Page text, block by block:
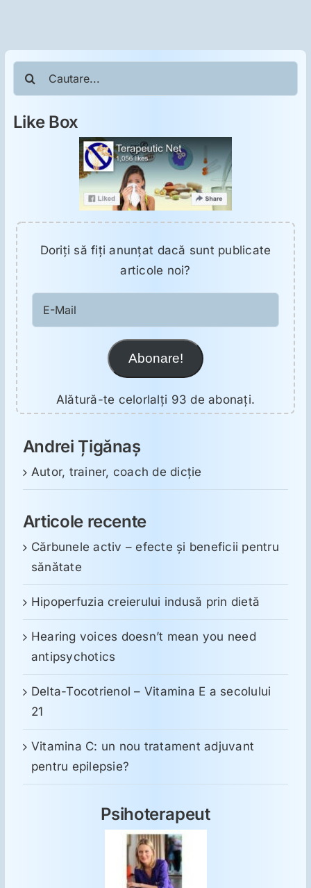
Like Box
Doriţi să fiţi anunţat dacă sunt publicate
articole noi?
Mail
Abonare!
Alătură-te celorlalți 93 de abonați.
Andrei Țigănaș
Autor, trainer, coach de dicție
Articole recente
Cărbunele activ – efecte și beneficii pentru
sănătate
Hipoperfuzia creierului indusă prin dietă
Hearing voices doesn’t mean you need
antipsychotics
Delta-Tocotrienol – Vitamina E a secolului
21
Vitamina C: un nou tratament adjuvant
pentru epilepsie?
Psihoterapeut